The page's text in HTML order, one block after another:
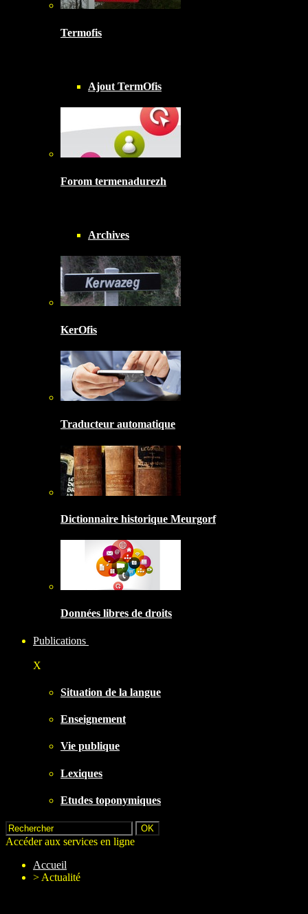
Termofis
Ajout TermOfis
Forom termenadurezh
Archives
KerOfis
Traducteur automatique
Dictionnaire historique Meurgorf
Données libres de droits
Publications
X
Situation de la langue
Enseignement
Vie publique
Lexiques
Etudes toponymiques
Accéder aux services en ligne
Accueil
> Actualité